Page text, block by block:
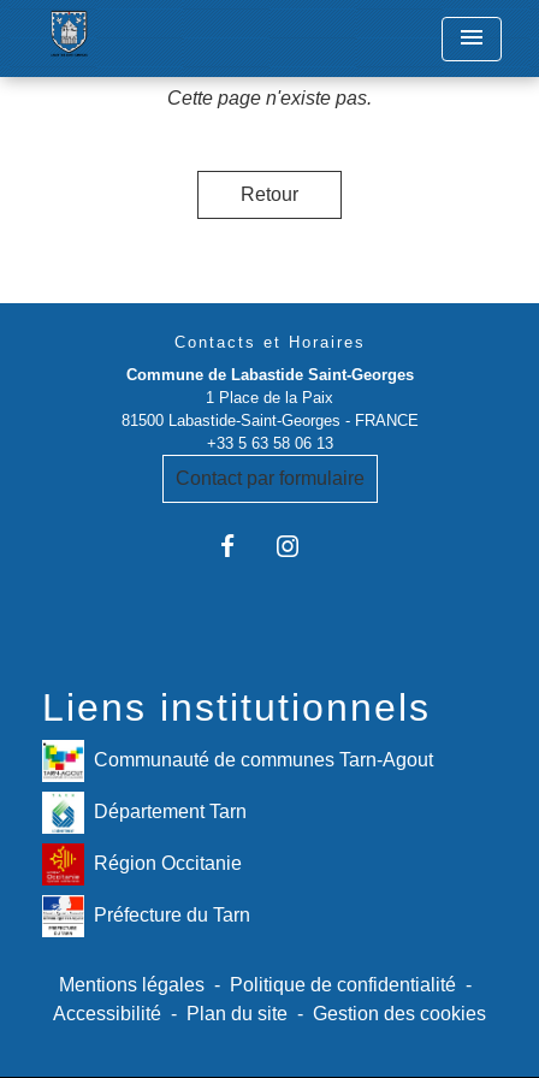
menu
Cette page n'existe pas.
Retour
Contacts et Horaires
Commune de Labastide Saint-Georges
1 Place de la Paix
81500 Labastide-Saint-Georges - FRANCE
+33 5 63 58 06 13
Contact par formulaire
Liens institutionnels
Communauté de communes Tarn-Agout
Département Tarn
Région Occitanie
Préfecture du Tarn
Mentions légales - Politique de confidentialité -
Accessibilité - Plan du site - Gestion des cookies